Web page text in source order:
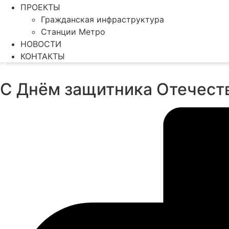
ПРОЕКТЫ
Гражданская инфраструктура
Станции Метро
НОВОСТИ
КОНТАКТЫ
С Днём защитника